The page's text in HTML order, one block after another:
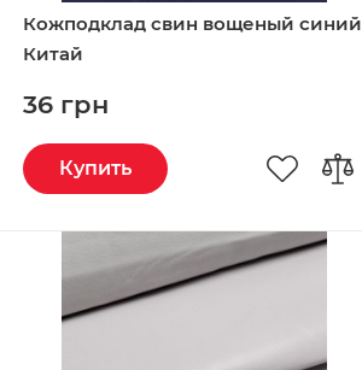
Кожподклад свин вощеный синий
Китай
36 грн
Купить